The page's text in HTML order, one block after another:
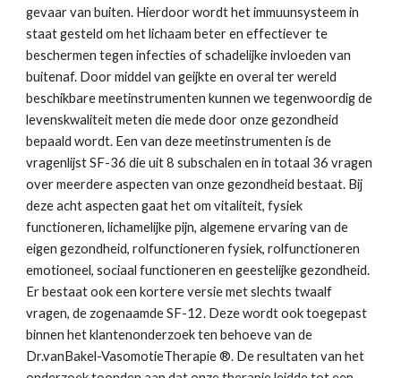
gevaar van buiten. Hierdoor wordt het immuunsysteem in
staat gesteld om het lichaam beter en effectiever te
beschermen tegen infecties of schadelijke invloeden van
buitenaf. Door middel van geijkte en overal ter wereld
beschikbare meetinstrumenten kunnen we tegenwoordig de
levenskwaliteit meten die mede door onze gezondheid
bepaald wordt. Een van deze meetinstrumenten is de
vragenlijst SF-36 die uit 8 subschalen en in totaal 36 vragen
over meerdere aspecten van onze gezondheid bestaat. Bij
deze acht aspecten gaat het om vitaliteit, fysiek
functioneren, lichamelijke pijn, algemene ervaring van de
eigen gezondheid, rolfunctioneren fysiek, rolfunctioneren
emotioneel, sociaal functioneren en geestelijke gezondheid.
Er bestaat ook een kortere versie met slechts twaalf
vragen, de zogenaamde SF-12. Deze wordt ook toegepast
binnen het klantenonderzoek ten behoeve van de
Dr.vanBakel-VasomotieTherapie ®. De resultaten van het